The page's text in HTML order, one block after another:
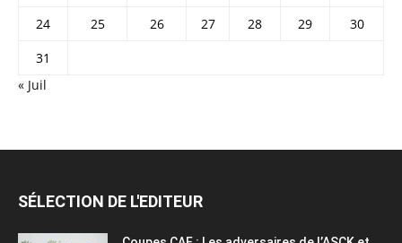
24
25 26 27 28 29
30
31
« Juil
SÉLECTION DE L'EDITEUR